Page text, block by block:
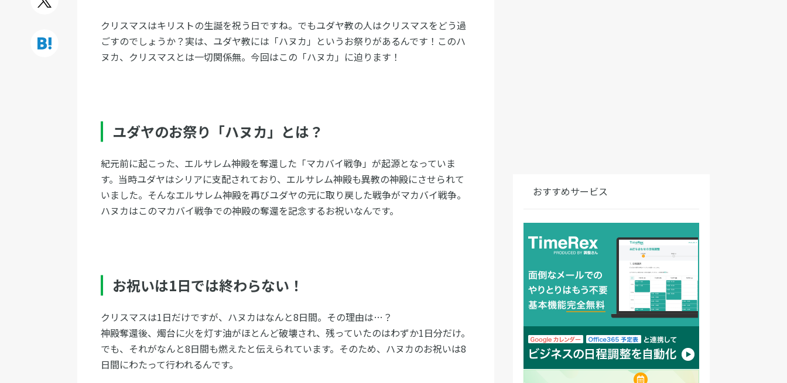
クリスマスはキリストの生誕を祝う日ですね。でもユダヤ教の人はクリスマスをどう過
ごすのでしょうか？実は、ユダヤ教には「ハヌカ」というお祭りがあるんです！このハ
ヌカ、クリスマスとは一切関係無。今回はこの「ハヌカ」に迫ります！
ユダヤのお祭り「ハヌカ」とは？
紀元前に起こった、エルサレム神殿を奪還した「マカバイ戦争」が起源となっていま
す。当時ユダヤはシリアに支配されており、エルサレム神殿も異教の神殿にさせられて
いました。そんなエルサレム神殿を再びユダヤの元に取り戻した戦争がマカバイ戦争。
ハヌカはこのマカバイ戦争での神殿の奪還を記念するお祝いなんです。
お祝いは1日では終わらない！
クリスマスは1日だけですが、ハヌカはなんと8日間。その理由は…？
神殿奪還後、燭台に火を灯す油がほとんど破壊され、残っていたのはわずか1日分だけ。
でも、それがなんと8日間も燃えたと伝えられています。そのため、ハヌカのお祝いは8
日間にわたって行われるんです。
おすすめサービス